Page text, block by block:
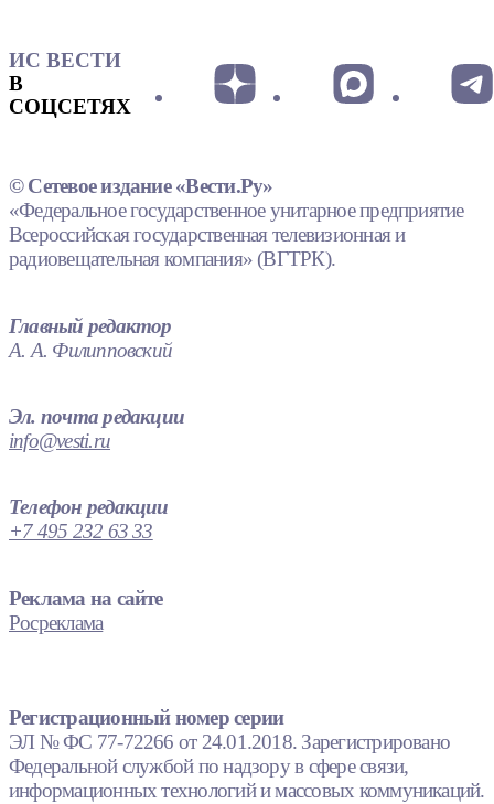
ИС ВЕСТИ
В
СОЦСЕТЯХ
© Сетевое издание «Вести.Ру»
«Федеральное государственное унитарное предприятие
Всероссийская государственная телевизионная и
радиовещательная компания» (ВГТРК).
Главный редактор
А. А. Филипповский
Эл. почта редакции
info@vesti.ru
Телефон редакции
+7 495 232 63 33
Реклама на сайте
Росреклама
Регистрационный номер серии
ЭЛ № ФС 77-72266 от 24.01.2018. Зарегистрировано
Федеральной службой по надзору в сфере связи,
информационных технологий и массовых коммуникаций.